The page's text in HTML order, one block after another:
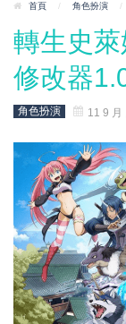
首頁 / 角色扮演 /
轉生史
修改器
角色扮演 11 9 月